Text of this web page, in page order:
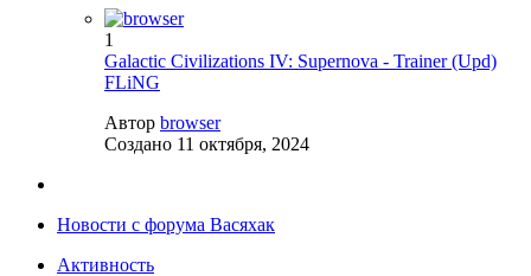
1
Galactic Civilizations IV: Supernova - Trainer (Upd)
FLiNG
Автор browser
Создано 11 октября, 2024
Новости с форума Васяхак
Активность